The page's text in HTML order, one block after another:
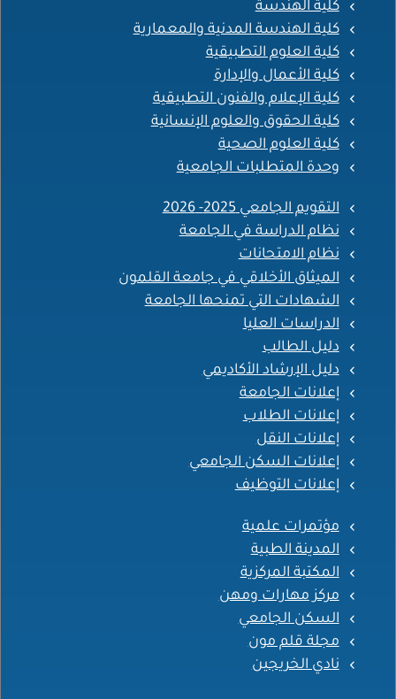
كلية الهندسة
كلية الهندسة المدنية والمعمارية
كلية العلوم التطبيقية
كلية الأعمال والإدارة
كلية الإعلام والفنون التطبيقية
كلية الحقوق والعلوم الإنسانية
كلية العلوم الصحية
وحدة المتطلبات الجامعية
التقويم الجامعي 2025- 2026
نظام الدراسة في الجامعة
نظام الامتحانات
الميثاق الأخلاقي في جامعة القلمون
الشهادات التي تمنحها الجامعة
الدراسات العليا
دليل الطالب
دليل الإرشاد الأكاديمي
إعلانات الجامعة
إعلانات الطلاب
إعلانات النقل
إعلانات السكن الجامعي
إعلانات التوظيف
مؤتمرات علمية
المدينة الطبية
المكتبة المركزية
مركز مهارات ومهن
السكن الجامعي
مجلة قلم مون
نادي الخريجين